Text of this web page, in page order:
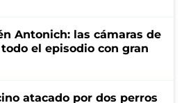
Antonich: las cámaras de
el episodio con gran
atacado por dos perros